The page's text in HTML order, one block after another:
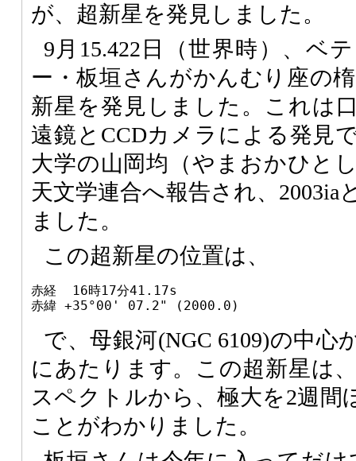
が、超新星を発見しました。
9月15.422日（世界時）、ベ
ー・板垣さんがかんむり座の
新星を発見しました。これは
遠鏡とCCDカメラによる発見
大学の山岡均（やまおかひと
天文学連合へ報告され、2003ia
ました。
この超新星の位置は、
赤経  16時17分41.17s
赤緯 +35°00' 07.2" (2000.0)
で、母銀河(NGC 6109)の中心
にあたります。この超新星は
スペクトルから、極大を2週間
ことがわかりました。